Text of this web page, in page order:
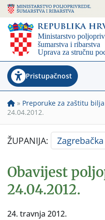
Pristupačnost
» Preporuke za zaštitu bilja
24.04.2012.
ŽUPANIJA: Zagrebačka
Obavijest
24.04.2012.
24. travnja 2012.